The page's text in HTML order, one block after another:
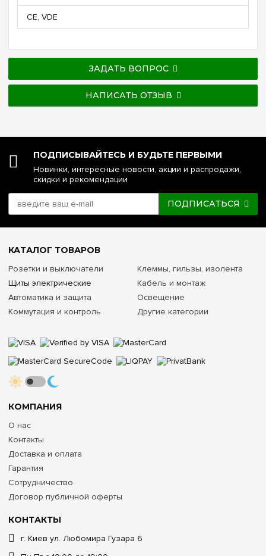
CE, VDE
ЗАДАТЬ ВОПРОС
НАПИСАТЬ ОТЗЫВ
ПОДПИСЫВАЙТЕСЬ И БУДЬТЕ ПЕРВЫМИ
Новинки, интересные новости, акции и распродажи,
скидки и рекомендации
ПОДПИСАТЬСЯ
КОНТАКТЫ
г. Киев ул. Любомира Гузара 6
КОМПАНИЯ
О нас
Контакты
Доставка и оплата
Гарантия
Сотрудничество
Договор публичной оферты
КАТАЛОГ ТОВАРОВ
Розетки и выключатели
Щиты электрические
Автоматика и защита
Коммутация и контроль
Клеммы, гильзы, изолента
Кабель и монтаж
Освещение
Другие категории